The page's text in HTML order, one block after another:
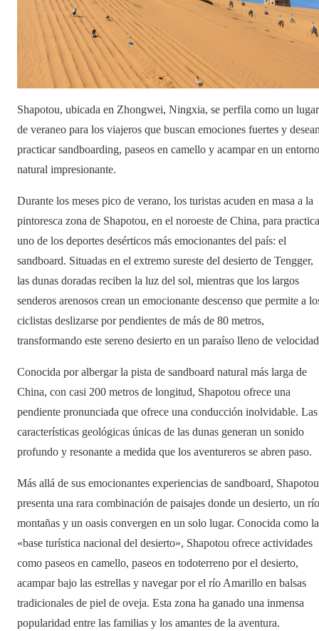
Shapotou, ubicada en Zhongwei, Ningxia, se perfila como un lugar
de veraneo para los viajeros que buscan emociones fuertes y
practicar sandboarding, paseos en camello y acampar en un entorno
natural impresionante.
Durante los meses pico de verano, los turistas acuden en masa a la
pintoresca zona de Shapotou, en el noroeste de China, para
uno de los deportes desérticos más emocionantes del país: el
sandboard. Situadas en el extremo sureste del desierto de Tengger,
las dunas doradas reciben la luz del sol, mientras que los largos
senderos arenosos crean un emocionante descenso que permite a
ciclistas deslizarse por pendientes de más de 80 metros,
transformando este sereno desierto en un paraíso lleno de
Conocida por albergar la pista de sandboard natural más larga de
China, con casi 200 metros de longitud, Shapotou ofrece una
pendiente pronunciada que ofrece una conducción inolvidable. Las
características geológicas únicas de las dunas generan un sonido
profundo y resonante a medida que los aventureros se abren paso.
Más allá de sus emocionantes experiencias de sandboard, Shapotou
presenta una rara combinación de paisajes donde un desierto, un
montañas y un oasis convergen en un solo lugar. Conocida como la
«base turística nacional del desierto», Shapotou ofrece actividades
como paseos en camello, paseos en todoterreno por el desierto,
acampar bajo las estrellas y navegar por el río Amarillo en balsas
tradicionales de piel de oveja. Esta zona ha ganado una inmensa
popularidad entre las familias y los amantes de la aventura.